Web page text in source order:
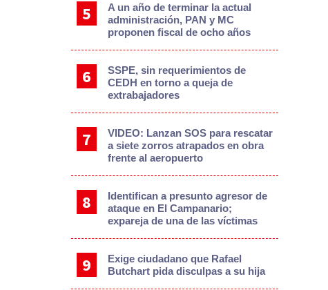
A un año de terminar la actual
administración, PAN y MC
proponen fiscal de ocho años
SSPE, sin requerimientos de
CEDH en torno a queja de
extrabajadores
VIDEO: Lanzan SOS para rescatar
a siete zorros atrapados en obra
frente al aeropuerto
Identifican a presunto agresor de
ataque en El Campanario;
expareja de una de las víctimas
Exige ciudadano que Rafael
Butchart pida disculpas a su hija